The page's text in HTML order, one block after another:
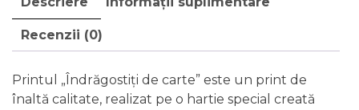
de
Recenzii (0)
Printul „Îndrăgostiți de carte” este un print de
înaltă calitate, realizat pe o hartie special creată